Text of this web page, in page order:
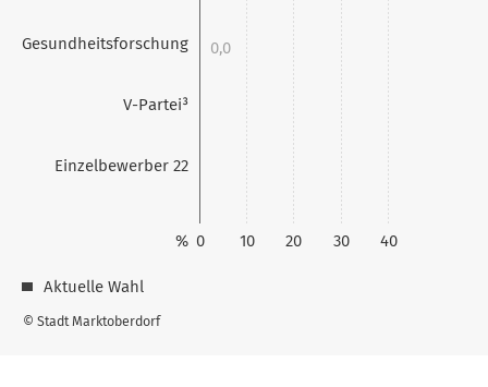
Gesundheitsforschung
V-Partei³
Einzelbewerber 22
0 10 20 30 40
%
0,0
© Stadt Marktoberdorf
Aktuelle Wahl